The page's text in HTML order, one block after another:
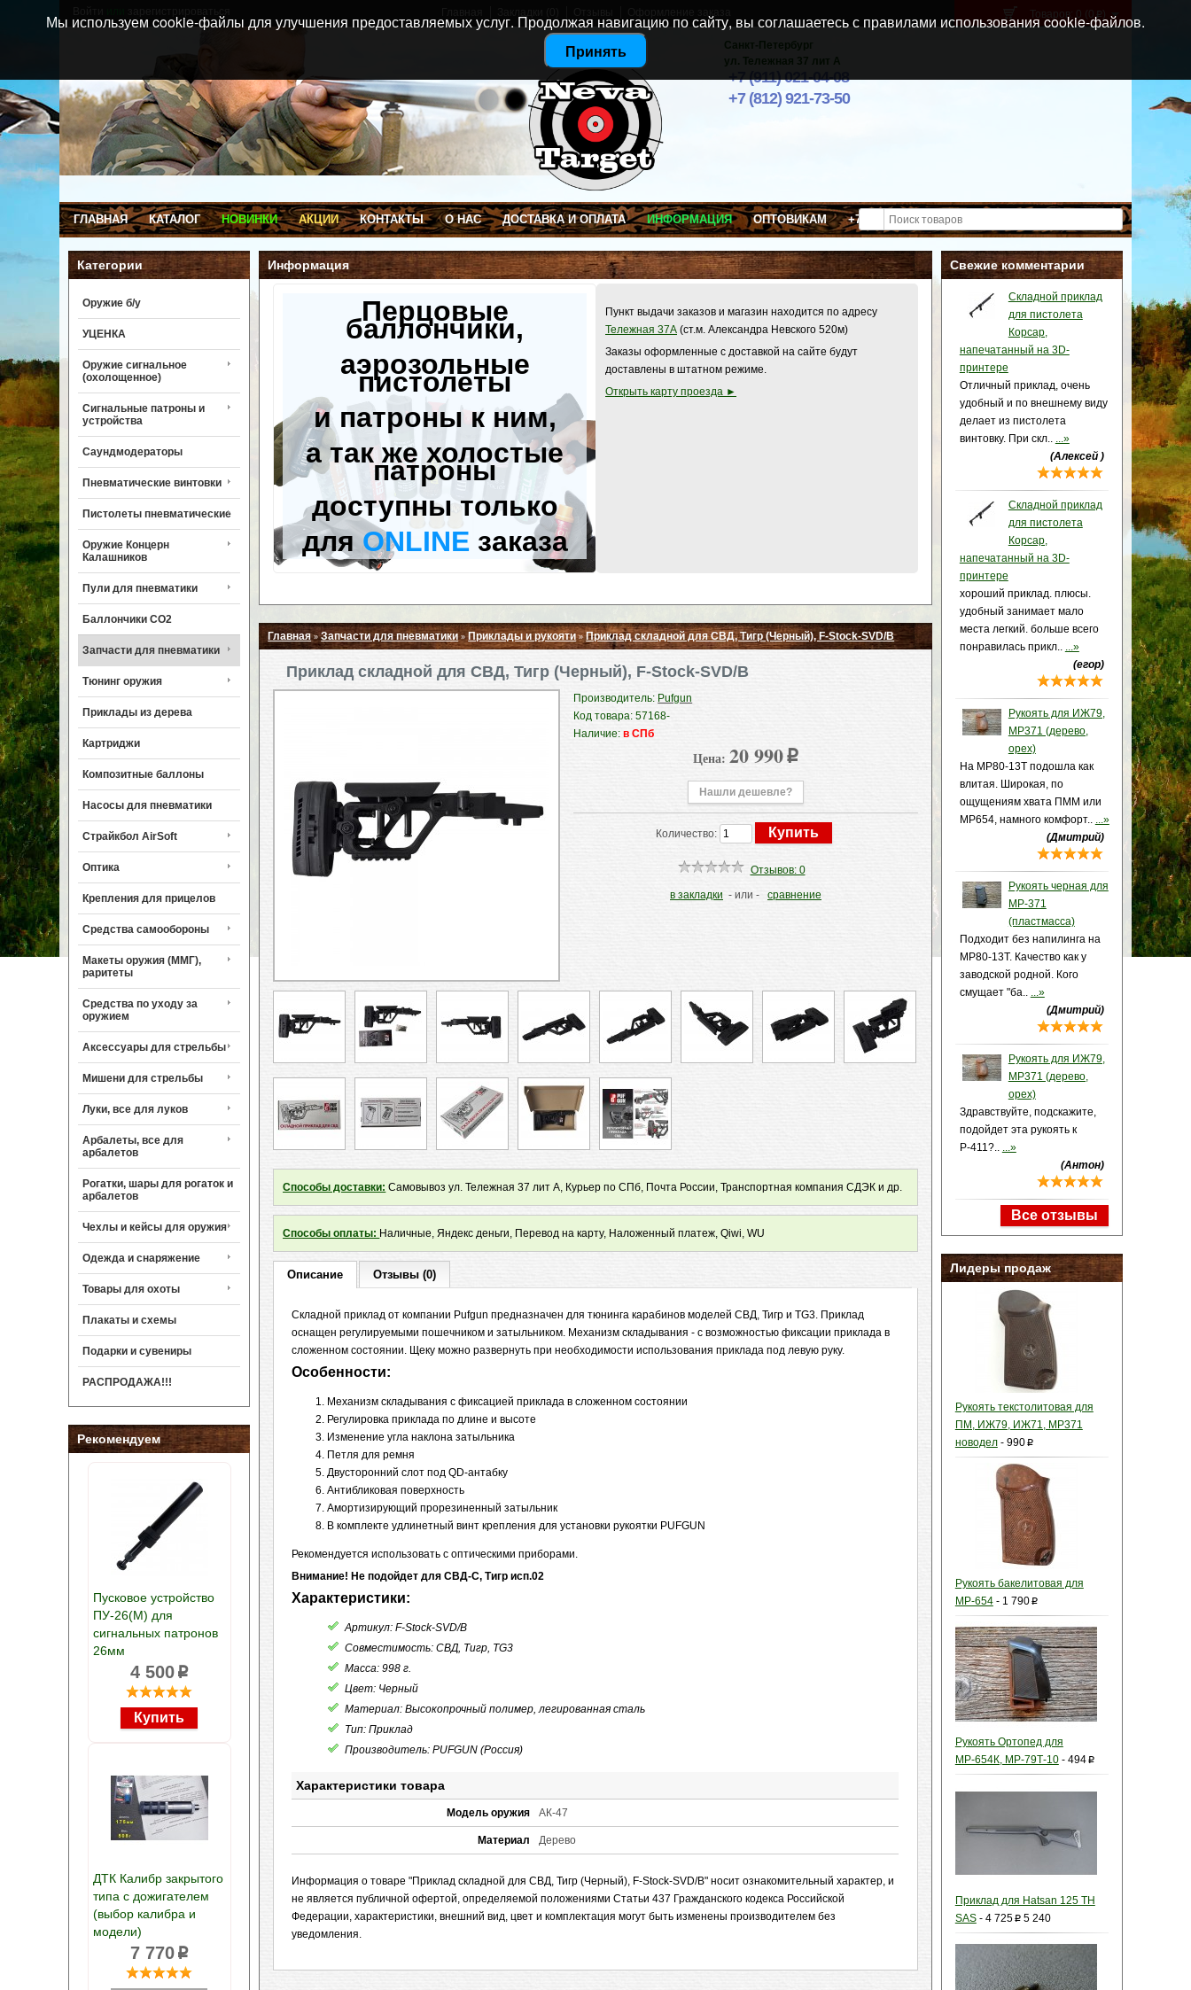
Санкт-Петербург
ул. Тележная 37 лит А
+7 (911) 021-04-08
+7 (812) 921-73-50
Товаров: 0 (0 p )
ГЛАВНАЯ КАТАЛОГ НОВИНКИ АКЦИИ КОНТАКТЫ О НАС ДОСТАВКА И ОПЛАТА ИНФОРМАЦИЯ ОПТОВИКАМ +7 (911) 021-04-08
Категории
Оружие б/у
УЦЕНКА
Оружие сигнальное
(охолощенное)
Сигнальные патроны и
устройства
Саундмодераторы
Пневматические винтовки
Пистолеты пневматические
Оружие Концерн
Калашников
Пули для пневматики
Баллончики CO2
Запчасти для пневматики
Тюнинг оружия
Приклады из дерева
Картриджи
Композитные баллоны
Насосы для пневматики
Страйкбол AirSoft
Оптика
Крепления для прицелов
Средства самообороны
Макеты оружия (ММГ),
раритеты
Средства по уходу за
оружием
Аксессуары для стрельбы
Мишени для стрельбы
Луки, все для луков
Арбалеты, все для
арбалетов
Рогатки, шары для рогаток и
арбалетов
Чехлы и кейсы для оружия
Одежда и снаряжение
Товары для охоты
Плакаты и схемы
Подарки и сувениры
РАСПРОДАЖА!!!
Рекомендуем
Пусковое устройство
ПУ-26(М) для
сигнальных патронов
26мм
4 500p
ДТК Калибр закрытого
типа с дожигателем
(выбор калибра и
модели)
7 770p
Свежие комментарии
Складной приклад
для пистолета
Корсар,
напечатанный на 3D-
принтере
Отличный приклад, очень
удобный и по внешнему виду
делает из пистолета
винтовку. При скл.. ...»
(Алексей )
Складной приклад
для пистолета
Корсар,
напечатанный на 3D-
принтере
хороший приклад. плюсы.
удобный занимает мало
места легкий. больше всего
понравилась прикл.. ...»
(егор)
Рукоять для ИЖ79,
МР371 (дерево,
орех)
На МР80-13Т подошла как
влитая. Широкая, по
ощущениям хвата ПММ или
МР654, намного комфорт.. ...»
(Дмитрий)
Рукоять черная для
МР-371
(пластмасса)
Подходит без напилинга на
МР80-13Т. Качество как у
заводской родной. Кого
смущает "ба.. ...»
(Дмитрий)
Рукоять для ИЖ79,
МР371 (дерево,
орех)
Здравствуйте, подскажите,
подойдет эта рукоять к
Р-411?.. ...»
(Антон)
Все отзывы
Лидеры продаж
Рукоять текстолитовая для
ПМ, ИЖ79, ИЖ71, МР371
новодел- 990p
Рукоять бакелитовая для
МР-654- 1 790p
Рукоять Ортопед для
МР-654К, МР-79Т-10- 494p
Приклад для Hatsan 125 TH
SAS- 4 725p 5 240
Информация
Перцовые
баллончики,
аэрозольные
пистолеты
и патроны к ним,
а так же холостые
патроны
доступны только
дляONLINE заказа
Пункт выдачи заказов и магазин находится по адресу
Тележная 37А (ст.м. Александра Невского 520м)
Заказы оформленные с доставкой на сайте будут
доставлены в штатном режиме.
Открыть карту проезда ►
Свернуть ▲
Главная»Запчасти для пневматики » Приклады и рукояти»Приклад складной для СВД, Тигр (Черный), F-Stock-SVD/B
Приклад складной для СВД, Тигр (Черный), F-Stock-SVD/B
Производитель: Pufgun
Код товара: 57168-
Наличие:в СПб
Цена: 20 990 p
Нашли дешевле?
Количество:
Отзывов: 0
в закладки - или - сравнение
Способы доставки: Самовывоз ул. Тележная 37 лит А, Курьер по СПб, Почта России, Транспортная компания СДЭК и др.
Способы оплаты: Наличные, Яндекс деньги, Перевод на карту, Наложенный платеж, Qiwi, WU
Описание Отзывы (0)
Складной приклад от компании Pufgun предназначен для тюнинга карабинов моделей СВД, Тигр и TG3. Приклад
оснащен регулируемыми пошечником и затыльником. Механизм складывания - с возможностью фиксации приклада в
сложенном состоянии. Щеку можно развернуть при необходимости использования приклада под левую руку.
Особенности:
Механизм складывания с фиксацией приклада в сложенном состоянии
Регулировка приклада по длине и высоте
Изменение угла наклона затыльника
Петля для ремня
Двусторонний слот под QD-антабку
Антибликовая поверхность
Амортизирующий прорезиненный затыльник
В комплекте удлинетный винт крепления для установки рукоятки PUFGUN
Рекомендуется использовать с оптическими приборами.
Внимание! Не подойдет для СВД-С, Тигр исп.02
Характеристики:
Артикул: F-Stock-SVD/B
Совместимость: СВД, Тигр, TG3
Масса: 998 г.
Цвет: Черный
Материал: Высокопрочный полимер, легированная сталь
Тип: Приклад
Производитель: PUFGUN (Россия)
Характеристики товара
Модель оружия АК-47
Материал Дерево
Информация о товаре "Приклад складной для СВД, Тигр (Черный), F-Stock-SVD/B" носит ознакомительный характер, и
не является публичной офертой, определяемой положениями Статьи 437 Гражданского кодекса Российской
Федерации, характеристики, внешний вид, цвет и комплектация могут быть изменены производителем без
уведомления.
Мы используем cookie-файлы для улучшения предоставляемых услуг. Продолжая навигацию по сайту, вы соглашаетесь с правилами использования cookie-файлов.
Принять